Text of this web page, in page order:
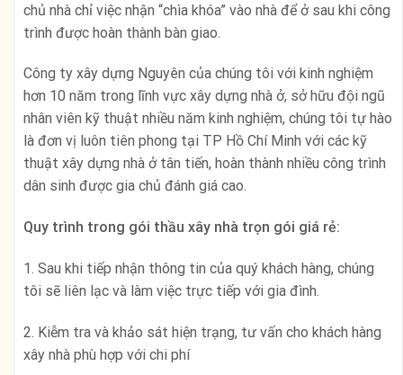
chủ nhà chỉ việc nhận “chìa khóa” vào nhà để ở sau khi công
trình được hoàn thành bàn giao.
Công ty xây dựng Nguyên của chúng tôi với kinh nghiệm
hơn 10 năm trong lĩnh vực xây dựng nhà ở, sở hữu đội ngũ
nhân viên kỹ thuật nhiều năm kinh nghiệm, chúng tôi tự hào
là đơn vị luôn tiên phong tại TP Hồ Chí Minh với các kỹ
thuật xây dựng nhà ở tân tiến, hoàn thành nhiều công trình
dân sinh được gia chủ đánh giá cao.
Quy trình trong gói thầu xây nhà trọn gói giá rẻ:
1. Sau khi tiếp nhận thông tin của quý khách hàng, chúng
tôi sẽ liên lạc và làm việc trực tiếp với gia đình.
2. Kiễm tra và khảo sát hiện trạng, tư vấn cho khách hàng
xây nhà phù hợp với chi phí